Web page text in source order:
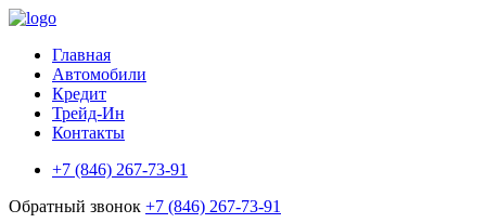
Главная
Автомобили
Кредит
Трейд-Ин
Контакты
+7 (846) 267-73-91
Обратный звонок +7 (846) 267-73-91